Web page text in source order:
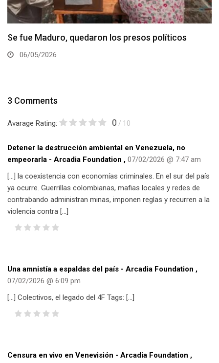
Se fue Maduro, quedaron los presos políticos
06/05/2026
3 Comments
Avarage Rating: 0 / 10
Detener la destrucción ambiental en Venezuela, no
empeorarla - Arcadia Foundation , 07/02/2026 @ 7:47 am
[…] la coexistencia con economías criminales. En el sur del país
ya ocurre. Guerrillas colombianas, mafias locales y redes de
contrabando administran minas, imponen reglas y recurren a la
violencia contra […]
Una amnistía a espaldas del país - Arcadia Foundation ,
07/02/2026 @ 6:09 pm
[…] Colectivos, el legado del 4F Tags: […]
Censura en vivo en Venevisión - Arcadia Foundation ,